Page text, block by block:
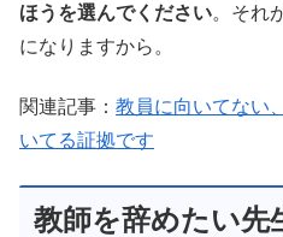
ほうを選んでください。それ
になりますから。
関連記事： 教員に向いてない
いてる証拠です
教師を辞めたい